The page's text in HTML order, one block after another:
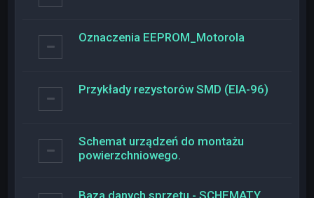
Oznaczenia EEPROM_Motorola
Przykłady rezystorów SMD (EIA-96)
Schemat urządzeń do montażu
powierzchniowego.